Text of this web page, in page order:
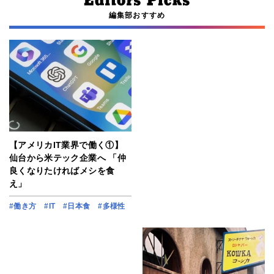
編集部おすすめ
【アメリカIT業界で働く①】
仙台から米テック企業へ 「仲
良くなりたければメシを食
え」
#働き方 #IT #日本食 #多様性